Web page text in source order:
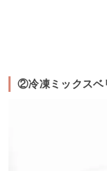
②冷凍ミックスベ